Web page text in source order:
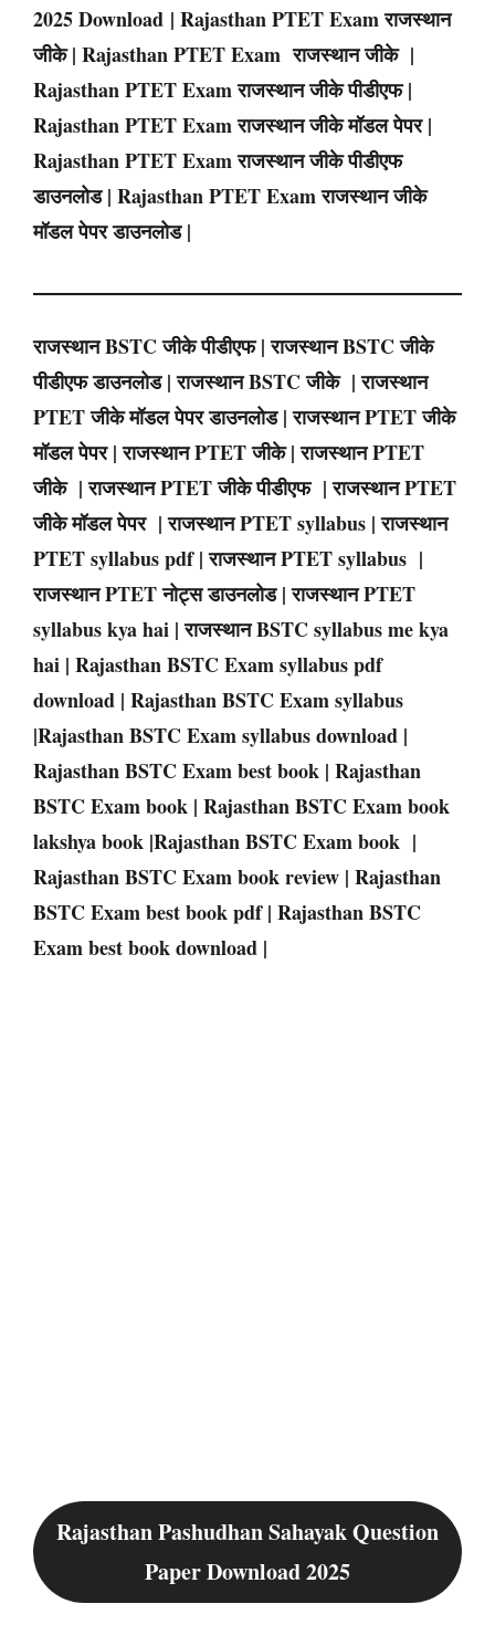
2025 Download | Rajasthan PTET Exam राजस्थान
जीके | Rajasthan PTET Exam राजस्थान जीके |
Rajasthan PTET Exam राजस्थान जीके पीडीएफ |
Rajasthan PTET Exam राजस्थान जीके मॉडल पेपर |
Rajasthan PTET Exam राजस्थान जीके पीडीएफ
डाउनलोड | Rajasthan PTET Exam राजस्थान जीके
मॉडल पेपर डाउनलोड |
राजस्थान BSTCजीके पीडीएफ |राजस्थानBSTCजीके
पीडीएफ डाउनलोड |राजस्थानBSTCजीके |राजस्थान
PTETजीके मॉडल पेपर डाउनलोड |राजस्थानPTETजीके
मॉडल पेपर |राजस्थानPTETजीके |राजस्थानPTET
जीके |राजस्थान PTETजीके पीडीएफ |राजस्थानPTET
जीके मॉडल पेपर |राजस्थानPTETsyllabus |राजस्थान
PTETsyllabus pdf |राजस्थानPTETsyllabus |
राजस्थानPTETनोट्स डाउनलोड |राजस्थान PTET
syllabus kya hai |राजस्थानBSTCsyllabus me kya
hai | RajasthanBSTCExam syllabus pdf
download | RajasthanBSTCExamsyllabus
|RajasthanBSTCExamsyllabus download |
RajasthanBSTCExambest book | Rajasthan
BSTCExambook | RajasthanBSTCExambook
lakshya book |RajasthanBSTCExambook |
RajasthanBSTCExambook review | Rajasthan
BSTCExambest book pdf | RajasthanBSTC
Exambest book download |
Rajasthan Pashudhan Sahayak Question
Paper Download 2025